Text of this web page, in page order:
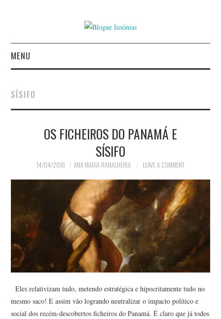
MENU
AUTORES
CONTACTO
PRIVACIDADE
SÍSIFO
OS FICHEIROS DO PANAMÁ E
SÍSIFO
14/04/2016 ANA MARIA RAMALHEIRA LEAVE A COMMENT
Eles relativizam tudo, metendo estratégica e hipocritamente tudo no
mesmo saco! E assim vão logrando neutralizar o impacto político e
social dos recém-descobertos ficheiros do Panamá. É claro que já todos